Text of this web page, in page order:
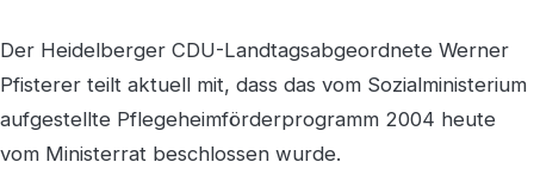
Der Heidelberger CDU-Landtagsabgeordnete Werner
Pfisterer teilt aktuell mit, dass das vom Sozialministerium
aufgestellte Pflegeheimförderprogramm 2004 heute
vom Ministerrat beschlossen wurde.